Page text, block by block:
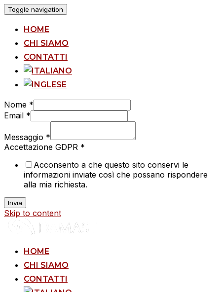
Toggle navigation
HOME
CHI SIAMO
CONTATTI
Nome *
Email *
Messaggio *
Accettazione GDPR *
Acconsento a che questo sito conservi le
informazioni inviate così che possano rispondere
alla mia richiesta.
Invia
Skip to content
HOME
CHI SIAMO
CONTATTI